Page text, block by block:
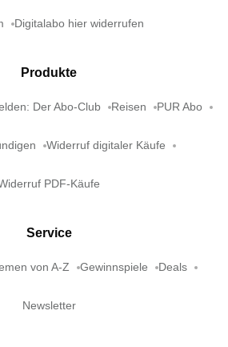
Digitalabo hier widerrufen
Produkte
Der Abo-Club Reisen PUR Abo
Widerruf digitaler Käufe
PDF-Käufe
Service
von A-Z Gewinnspiele Deals
Newsletter